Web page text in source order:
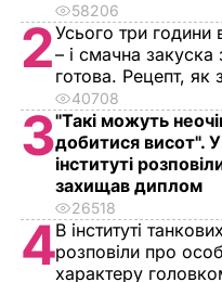
58206
2Усього три години
– і смачна закуска
готова. Рецепт, як
40708
3"Такі можуть
добитися висот".
інституті
захищав диплом
26518
4В інституті
розповіли про
характеру